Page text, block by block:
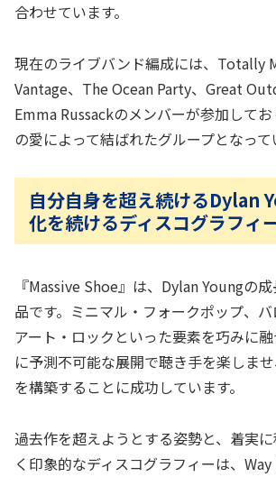
合わせています。
現在のライブバンド編成には、Totally
Vantage、The Ocean Party、Great
Emma Russackのメンバーが参加して
の愛によって結ばれたグループとなって
自分自身を超え続けるDylan
化を続けるディスコグラフィ
『Massive Shoe』は、Dylan Youngの
品です。ミニマル・フォークポップ、バ
アート・ロックといった要素を巧みに
に予測不可能な展開で聴き手を楽しま
を構築することに成功しています。
過去作を超えようとする姿勢と、着実
く印象的なディスコグラフィーは、